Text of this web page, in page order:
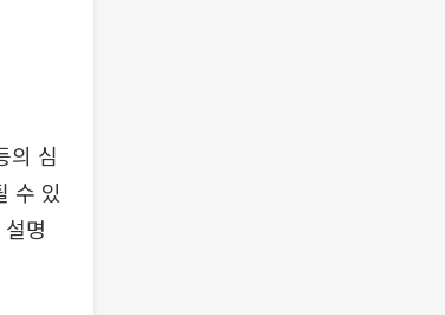
의 심
수 있
명